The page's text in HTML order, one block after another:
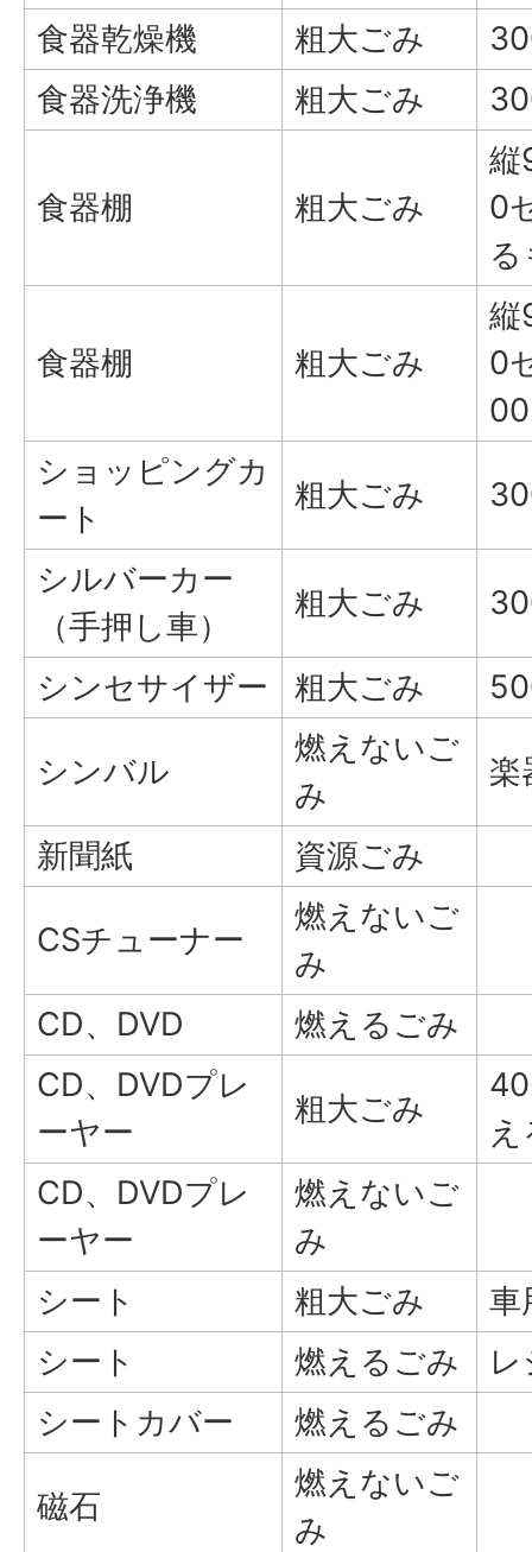
食器乾燥機 粗大ごみ
食器洗浄機
粗大ごみ
食器棚 粗大ごみ
縦
0
食器棚 粗大ごみ
縦
0
ショッピングカ
ート
粗大ごみ
シルバーカー
（手押し車）
粗大ごみ
シンセサイザー 粗大ごみ
シンバル
燃えないご
み
楽
新聞紙 資源ごみ
CSチューナー
燃えないご
み
CD、DVD
燃えるごみ
CD、DVDプレ
ーヤー
粗大ごみ
CD、DVDプレ
ーヤー
燃えないご
み
シート
粗大ごみ
車
シート
燃えるごみ
シートカバー
燃えるごみ
磁石
燃えないご
み